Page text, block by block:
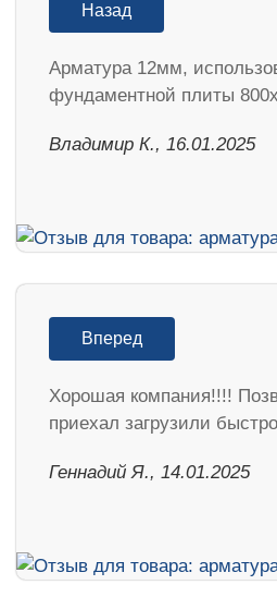
Назад
Арматура 12мм,
фундаментной плиты
Владимир К., 16.01.2025
Вперед
Хорошая компания!!!!
приехал загрузили
Геннадий Я., 14.01.2025